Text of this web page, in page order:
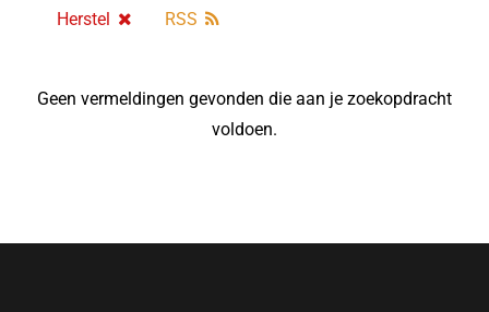
Herstel
RSS
Geen vermeldingen gevonden die aan je zoekopdracht
voldoen.